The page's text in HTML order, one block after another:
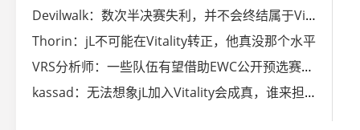
Devilwalk：数次半决赛失利，并不会终结属于Vitality的时代
Thorin：jL不可能在Vitality转正，他真没那个水平
VRS分析师：一些队伍有望借助EWC公开预选赛拿下Major名额
kassad：无法想象jL加入Vitality会成真，谁来担任指挥？